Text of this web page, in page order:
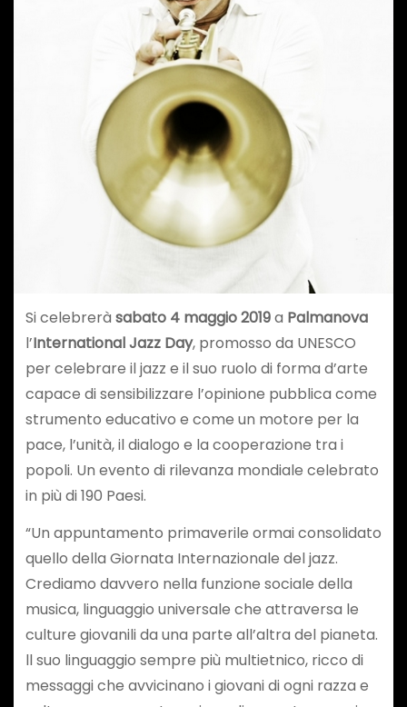
Si celebrerà sabato 4 maggio 2019a Palmanova
l’International Jazz Day, promosso da UNESCO
per celebrare il jazz e il suo ruolo di forma d’arte
capace di sensibilizzare l’opinione pubblica come
strumento educativo e come un motore per la
pace, l’unità, il dialogo e la cooperazione tra i
popoli. Un evento di rilevanza mondiale celebrato
in più di 190 Paesi.
“Un appuntamento primaverile ormai consolidato
quello della Giornata Internazionale del jazz.
Crediamo davvero nella funzione sociale della
musica, linguaggio universale che attraversa le
culture giovanili da una parte all’altra del pianeta.
ll suo linguaggio sempre più multietnico, ricco di
messaggi che avvicinano i giovani di ogni razza e